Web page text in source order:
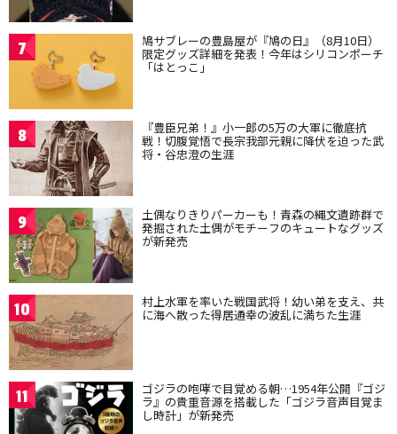
7 鳩サブレーの豊島屋が『鳩の日』（8月10日）
限定グッズ詳細を発表！今年はシリコンポーチ
「はとっこ」
8 『豊臣兄弟！』小一郎の5万の大軍に徹底抗
戦！切腹覚悟で長宗我部元親に降伏を迫った武
将・谷忠澄の生涯
9 土偶なりきりパーカーも！青森の縄文遺跡群で
発掘された土偶がモチーフのキュートなグッズ
が新発売
10 村上水軍を率いた戦国武将！幼い弟を支え、共
に海へ散った得居通幸の波乱に満ちた生涯
11 ゴジラの咆哮で目覚める朝…1954年公開『ゴジ
ラ』の貴重音源を搭載した「ゴジラ音声目覚ま
し時計」が新発売